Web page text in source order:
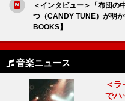
＜インタビュー＞「布団
つ（CANDY TUNE）が明
BOOKS】
音楽ニュース
＜
でハ